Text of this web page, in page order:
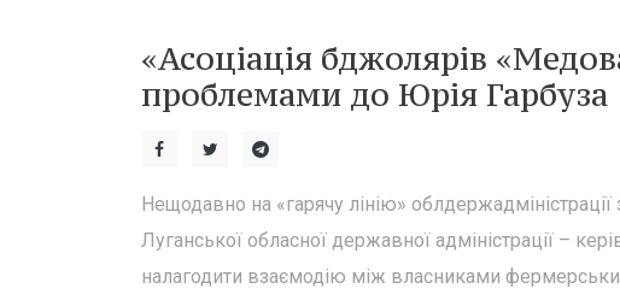
«Асоціація бджолярів
проблемами до Юрія Гарбуза
Нещодавно на «гарячу лінію»
Луганської обласної державної адміністрації –
налагодити взаємодію між власниками